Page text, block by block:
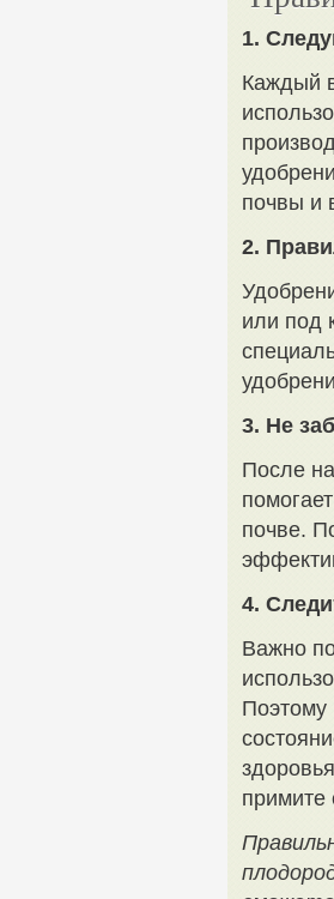
1.
Каждый
почвы и
2.
или под
3. Не
После
почве.
4.
Важно
Поэтому
примите